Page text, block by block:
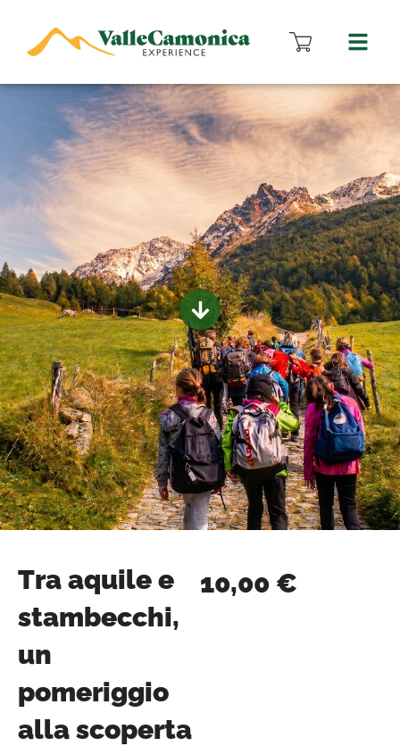
Tra aquile e
stambecchi,
un
pomeriggio
alla scoperta
10,00 €